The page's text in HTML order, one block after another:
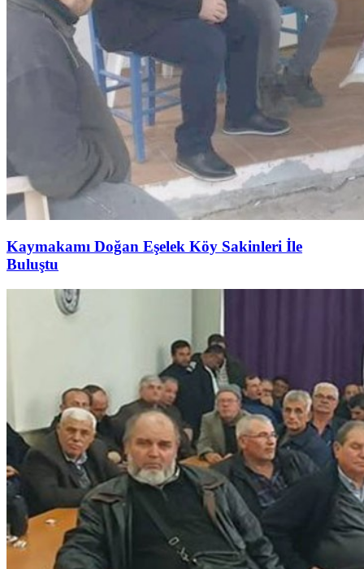
Kaymakamı Doğan Eşelek Köy Sakinleri İle
Buluştu